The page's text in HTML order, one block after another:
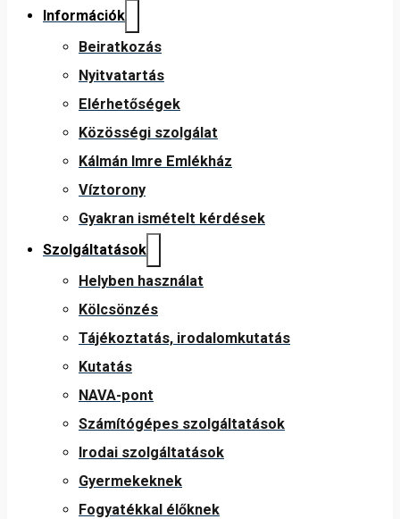
Információk
Beiratkozás
Nyitvatartás
Elérhetőségek
Közösségi szolgálat
Kálmán Imre Emlékház
Víztorony
Gyakran ismételt kérdések
Szolgáltatások
Helyben használat
Kölcsönzés
Tájékoztatás, irodalomkutatás
Kutatás
NAVA-pont
Számítógépes szolgáltatások
Irodai szolgáltatások
Gyermekeknek
Fogyatékkal élőknek